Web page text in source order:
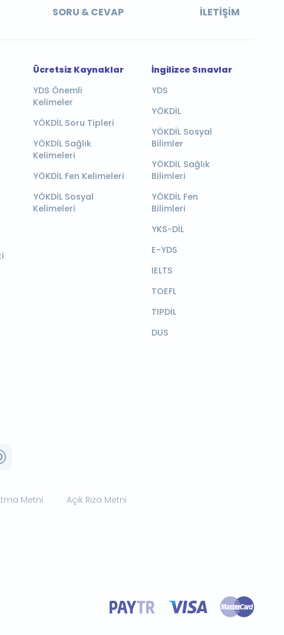
SORU & CEVAP İLETIŞIM
Ücretsiz Kaynaklar
YDS Önemli
Kelimeler
YÖKDİL Soru Tipleri
YÖKDİL Sağlık
Kelimeleri
YÖKDİL Fen Kelimeleri
YÖKDİL Sosyal
Kelimeleri
İngilizce Sınavlar
YDS
YÖKDİL
YÖKDİL Sosyal
Bilimler
YÖKDİL Sağlık
Bilimleri
YÖKDİL Fen
Bilimleri
YKS-DİL
E-YDS
IELTS
TOEFL
TIPDİL
DUS
Metni Açık Rıza Metni